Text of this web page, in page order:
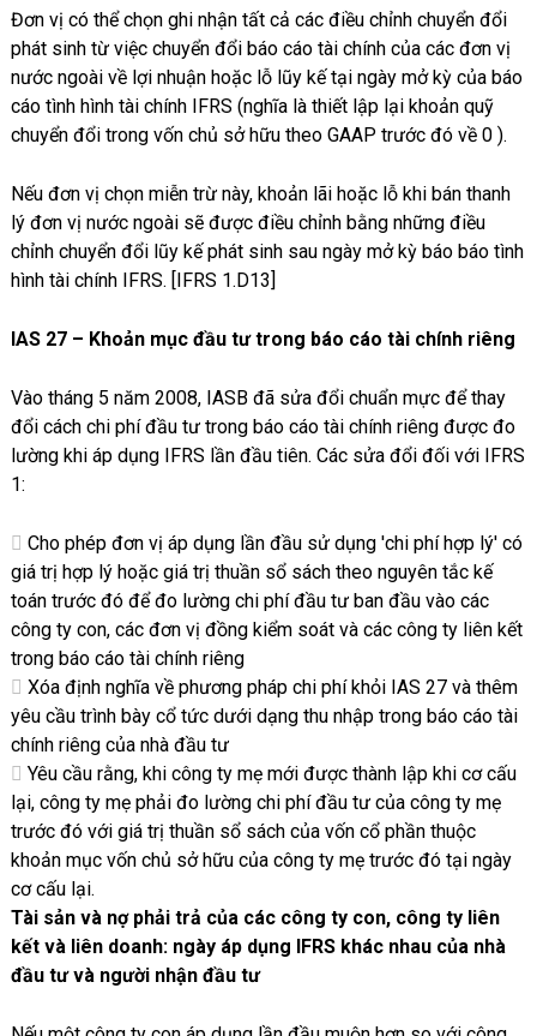
Đơn vị có thể chọn ghi nhận tất cả các điều chỉnh chuyển đổi
phát sinh từ việc chuyển đổi báo cáo tài chính của các đơn vị
nước ngoài về lợi nhuận hoặc lỗ lũy kế tại ngày mở kỳ của báo
cáo tình hình tài chính IFRS (nghĩa là thiết lập lại khoản quỹ
chuyển đổi trong vốn chủ sở hữu theo GAAP trước đó về 0 ).
Nếu đơn vị chọn miễn trừ này, khoản lãi hoặc lỗ khi bán thanh
lý đơn vị nước ngoài sẽ được điều chỉnh bằng những điều
chỉnh chuyển đổi lũy kế phát sinh sau ngày mở kỳ báo báo tình
hình tài chính IFRS. [IFRS 1.D13]
IAS 27 – Khoản mục đầu tư trong báo cáo tài chính riêng
Vào tháng 5 năm 2008, IASB đã sửa đổi chuẩn mực để thay
đổi cách chi phí đầu tư trong báo cáo tài chính riêng được đo
lường khi áp dụng IFRS lần đầu tiên. Các sửa đổi đối với IFRS
1:
Cho phép đơn vị áp dụng lần đầu sử dụng 'chi phí hợp lý' có
giá trị hợp lý hoặc giá trị thuần sổ sách theo nguyên tắc kế
toán trước đó để đo lường chi phí đầu tư ban đầu vào các
công ty con, các đơn vị đồng kiểm soát và các công ty liên kết
trong báo cáo tài chính riêng
Xóa định nghĩa về phương pháp chi phí khỏi IAS 27 và thêm
yêu cầu trình bày cổ tức dưới dạng thu nhập trong báo cáo tài
chính riêng của nhà đầu tư
Yêu cầu rằng, khi công ty mẹ mới được thành lập khi cơ cấu
lại, công ty mẹ phải đo lường chi phí đầu tư của công ty mẹ
trước đó với giá trị thuần sổ sách của vốn cổ phần thuộc
khoản mục vốn chủ sở hữu của công ty mẹ trước đó tại ngày
cơ cấu lại.
Tài sản và nợ phải trả của các công ty con, công ty liên
kết và liên doanh: ngày áp dụng IFRS khác nhau của nhà
đầu tư và người nhận đầu tư